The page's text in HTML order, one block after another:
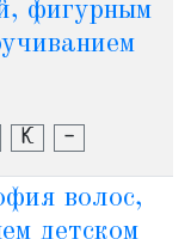
фигурным
К -
волос,
детском